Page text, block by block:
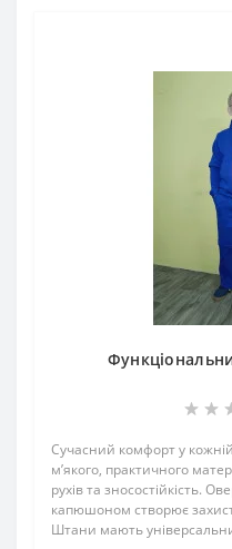
Сучасний комфорт у
м’якого, практичного
рухів та зносостійкість.
капюшоном створює
Штани мають